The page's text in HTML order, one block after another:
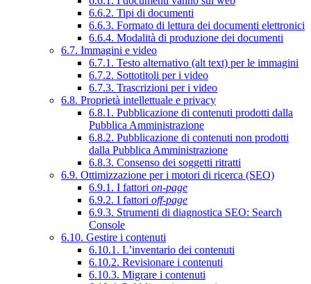
6.6.2. Tipi di documenti
6.6.3. Formato di lettura dei documenti elettronici
6.6.4. Modalità di produzione dei documenti
6.7. Immagini e video
6.7.1. Testo alternativo (alt text) per le immagini
6.7.2. Sottotitoli per i video
6.7.3. Trascrizioni per i video
6.8. Proprietà intellettuale e privacy
6.8.1. Pubblicazione di contenuti prodotti dalla
Pubblica Amministrazione
6.8.2. Pubblicazione di contenuti non prodotti
dalla Pubblica Amministrazione
6.8.3. Consenso dei soggetti ritratti
6.9. Ottimizzazione per i motori di ricerca (SEO)
6.9.1. I fattori on-page
6.9.2. I fattori off-page
6.9.3. Strumenti di diagnostica SEO: Search
Console
6.10. Gestire i contenuti
6.10.1. L’inventario dei contenuti
6.10.2. Revisionare i contenuti
6.10.3. Migrare i contenuti